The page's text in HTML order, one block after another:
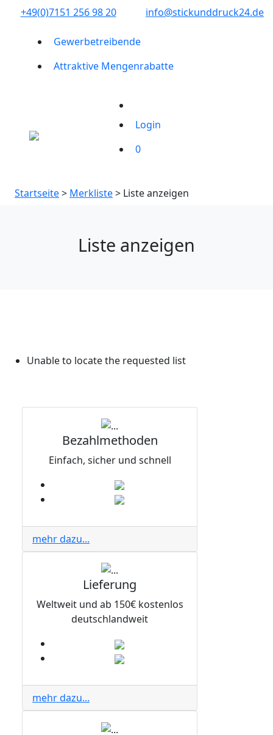
+49(0)7151 256 98 20‬ info@stickunddruck24.de
Gewerbetreibende
Attraktive Mengenrabatte
Login
0
Startseite> Merkliste> Liste anzeigen
Liste anzeigen
Unable to locate the requested list
Bezahlmethoden
Einfach, sicher und schnell
mehr dazu...
Lieferung
Weltweit und ab 150€ kostenlos
deutschlandweit
mehr dazu...